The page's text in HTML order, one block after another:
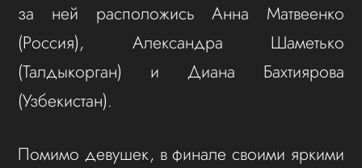
за ней расположись Анна Матвеенко
(Россия), Александра Шаметько
(Талдыкорган) и Диана Бахтиярова
(Узбекистан).
Помимо девушек, в финале своими яркими